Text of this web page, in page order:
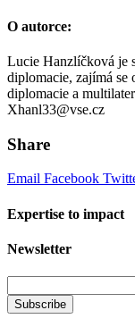
O autorce:
Lucie Hanzlíčková je
diplomacie, zajímá se
diplomacie a
Xhanl33@vse.cz
Share
Email Facebook
Expertise to impact
Newsletter
Subscribe